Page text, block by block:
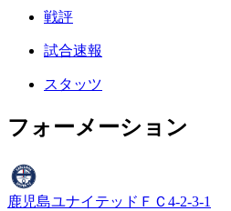
戦評
試合速報
スタッツ
フォーメーション
鹿児島ユナイテッドＦＣ 4-2-3-1